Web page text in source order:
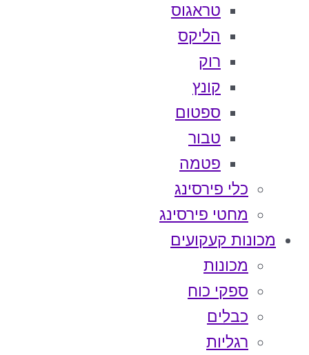
טראגוס
הליקס
רוק
קונץ
ספטום
טבור
פטמה
כלי פירסינג
מחטי פירסינג
מכונות קעקועים
מכונות
ספקי כוח
כבלים
רגליות